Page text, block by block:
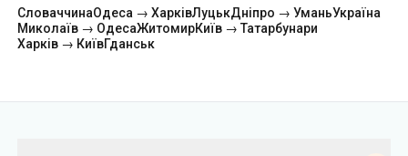
СловаччинаОдеса → ХарківЛуцькДніпро → УманьУкраїна
Миколаїв → ОдесаЖитомирКиїв → Татарбунари
Харків → КиївГданськ